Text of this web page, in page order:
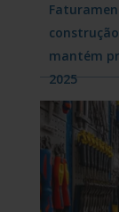
mantém
2025